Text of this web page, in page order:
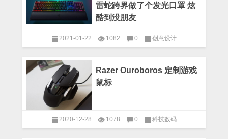
雷蛇跨界做了个发光口罩 炫
酷到没朋友
2021-01-22 1082 0 创意设计
Razer Ouroboros 定制游戏
鼠标
2020-12-28 1078 0 科技数码